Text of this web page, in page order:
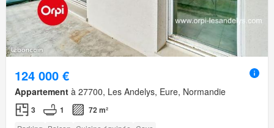
124 000 €
Appartement à 27700, Les Andelys, Eure, Normandie
3 1 72 m²